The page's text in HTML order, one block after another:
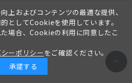
上およびコンテンツの最適な提供、
としてCookieを使用しています。
場合、Cookieの利用に同意したこ
ーポリシーをご確認ください。
承諾する